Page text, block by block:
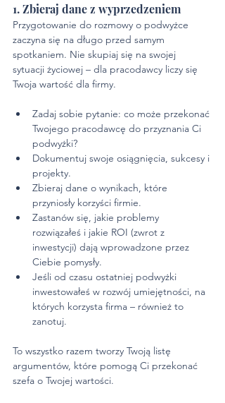
1. Zbieraj dane z wyprzedzeniem
Przygotowanie do rozmowy o podwyżce
zaczyna się na długo przed samym
spotkaniem. Nie skupiaj się na swojej
sytuacji życiowej – dla pracodawcy liczy się
Twoja wartość dla firmy.
Zadaj sobie pytanie: co może przekonać
Twojego pracodawcę do przyznania Ci
podwyżki?
Dokumentuj swoje osiągnięcia, sukcesy i
projekty.
Zbieraj dane o wynikach, które
przyniosły korzyści firmie.
Zastanów się, jakie problemy
rozwiązałeś i jakie ROI (zwrot z
inwestycji) dają wprowadzone przez
Ciebie pomysły.
Jeśli od czasu ostatniej podwyżki
inwestowałeś w rozwój umiejętności, na
których korzysta firma – również to
zanotuj.
To wszystko razem tworzy Twoją listę
argumentów, które pomogą Ci przekonać
szefa o Twojej wartości.